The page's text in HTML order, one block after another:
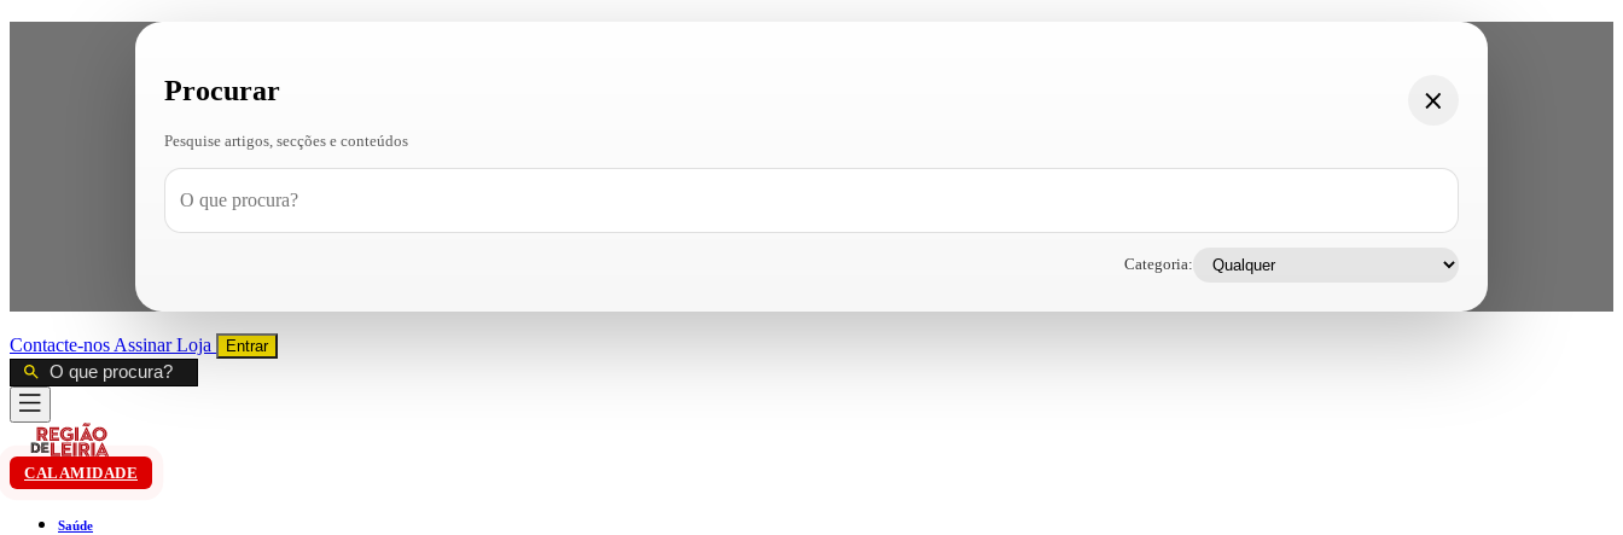
Procurar
Pesquise artigos, secções e conteúdos
Categoria:
Contacte-nos AssinarLoja Entrar
CALAMIDADE
Saúde